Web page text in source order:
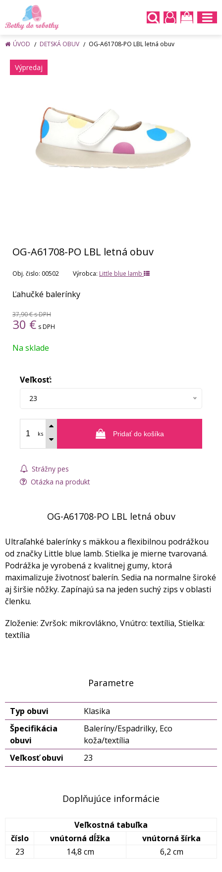
ÚVOD DETSKÁ OBUV OG-A61708-PO LBL letná obuv
Výpredaj
OG-A61708-PO LBL letná obuv
Obj. čislo: 00502 Výrobca: Little blue lamb
Ľahučké balerínky
37,90 €s DPH
30 € s DPH
Na sklade
Veľkosť:
23
ks Pridať do košíka
Strážny pes
Otázka na produkt
OG-A61708-PO LBL letná obuv
Ultraľahké balerínky s mäkkou a flexibilnou podrážkou
od značky Little blue lamb. Stielka je mierne tvarovaná.
Podrážka je vyrobená z kvalitnej gumy, ktorá
maximalizuje životnosť balerín. Sedia na normalne široké
aj širšie nôžky. Zapínajú sa na jeden suchý zips v oblasti
členku.
Zloženie: Zvršok: mikrovlákno, Vnútro: textília, Stielka:
textília
Parametre
Typ obuvi
Klasika
Špecifikácia
obuvi
Baleríny/Espadrilky, Eco
koža/textília
Veľkosť obuvi
23
Doplňujúce informácie
Veľkostná tabuľka
číslo
vnútorná dĺžka
vnútorná šírka
23
14,8 cm 6,2 cm